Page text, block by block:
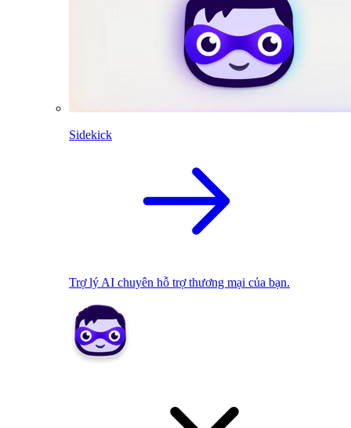
Sidekick
Trợ lý AI chuyên hỗ trợ thương mại của bạn.